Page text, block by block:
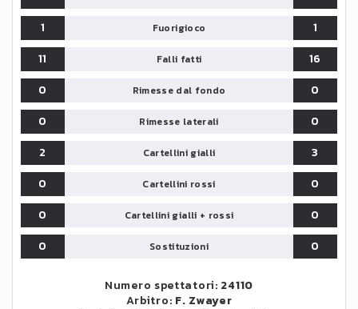
1
Fuorigioco
1
11
Falli fatti
16
0
Rimesse dal fondo
0
0
Rimesse laterali
0
2
Cartellini gialli
3
0
Cartellini rossi
0
0
Cartellini gialli + rossi
0
0
Sostituzioni 0
Numero spettatori: 24110
Arbitro: F. Zwayer